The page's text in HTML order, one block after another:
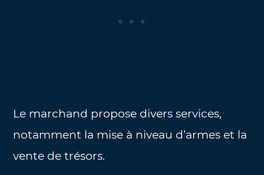
Le marchand propose divers services,
notamment la mise à niveau d’armes et la
vente de trésors.